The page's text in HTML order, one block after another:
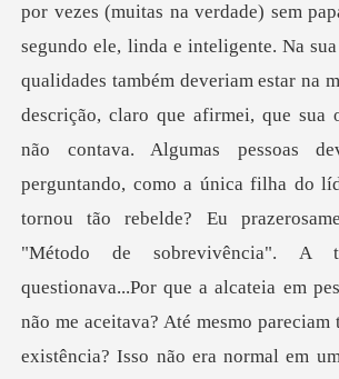
por vezes (muitas na verdade) sem
segundo ele, linda e inteligente. Na
qualidades também deveriam estar na
descrição, claro que afirmei, que sua
não contava. Algumas pessoas
perguntando, como a única filha do
tornou tão rebelde? Eu
"Método de sobrevivência". A
questionava...Por que a alcateia em
não me aceitava? Até mesmo
existência? Isso não era normal em